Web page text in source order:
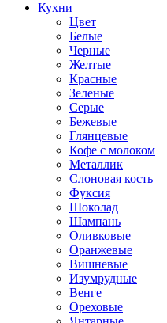
Кухни
Цвет
Белые
Черные
Желтые
Красные
Зеленые
Серые
Бежевые
Глянцевые
Кофе с молоком
Металлик
Слоновая кость
Фуксия
Шоколад
Шампань
Оливковые
Оранжевые
Вишневые
Изумрудные
Венге
Ореховые